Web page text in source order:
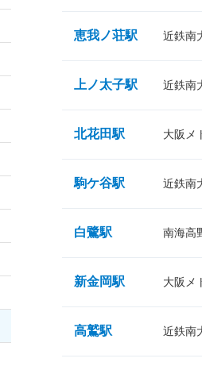
恵我ノ荘駅 近鉄南
上ノ太子駅 近鉄南
北花田駅 大阪メ
駒ケ谷駅 近鉄南
白鷺駅 南海高
新金岡駅 大阪メ
高鷲駅 近鉄南